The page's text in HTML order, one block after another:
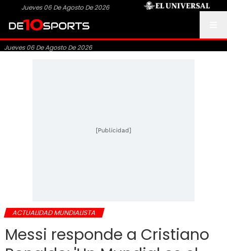
Jueves 06 De Agosto De 2026
Jueves 06 De Agosto De 2026
[Publicidad]
ACTUALIDAD MUNDIALISTA
Messi responde a Cristiano